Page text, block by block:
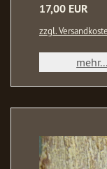
17,00 EUR
zzgl.
mehr...